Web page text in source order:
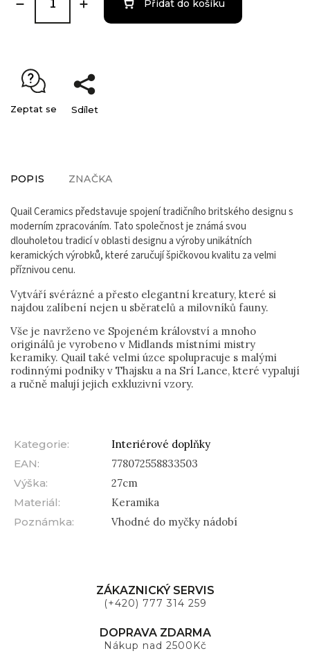
Přidat do košíku
Zeptat se Sdílet
POPIS ZNAČKA
Quail Ceramics představuje spojení tradičního britského designu s
moderním zpracováním. Tato společnost je známá svou
dlouholetou tradicí v oblasti designu a výroby unikátních
keramických výrobků, které zaručují špičkovou kvalitu za velmi
příznivou cenu.
Vytváří svérázné a přesto elegantní kreatury, které si
najdou zalíbení nejen u sběratelů a milovníků fauny.
Vše je navrženo ve Spojeném království a mnoho
originálů je vyrobeno v Midlands místními mistry
keramiky. Quail také velmi úzce spolupracuje s malými
rodinnými podniky v Thajsku a na Srí Lance, které vypalují
a ručně malují jejich exkluzivní vzory.
Kategorie:
Interiérové doplňky
EAN:
778072558833503
Výška:
27cm
Materiál:
Keramika
Poznámka: Vhodné do myčky nádobí
ZÁKAZNICKÝ SERVIS
(+420) 777 314 259
DOPRAVA ZDARMA
Nákup nad 2500Kč